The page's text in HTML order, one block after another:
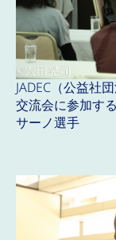
JADEC（公益社
交流会に参加す
サーノ選手